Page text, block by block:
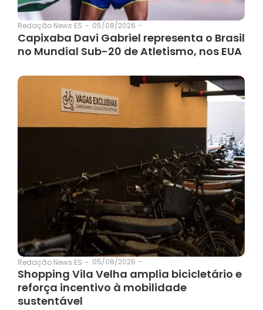
Redação News ES - 05/08/2026 -
Capixaba Davi Gabriel representa o Brasil
no Mundial Sub-20 de Atletismo, nos EUA
Redação News ES - 05/08/2026 -
Shopping Vila Velha amplia bicicletário e
reforça incentivo à mobilidade
sustentável